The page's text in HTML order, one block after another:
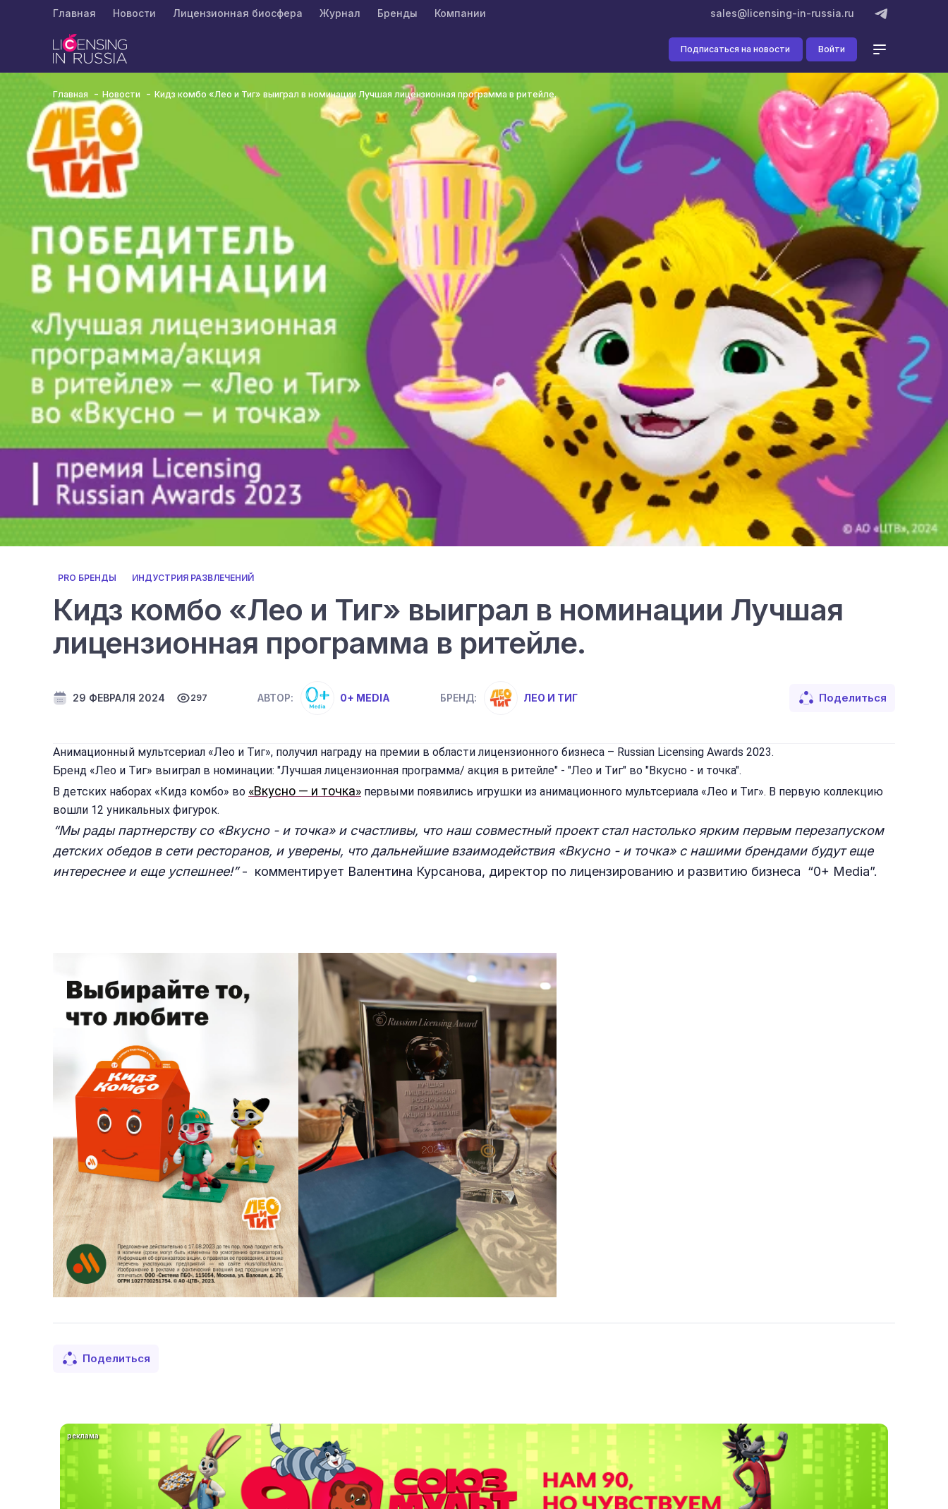
Главная Новости Лицензионная биосфера Журнал Бренды Компании sales@licensing-in-russia.ru
Подписаться на новости Войти
Главная Новости Кидз комбо «Лео и Тиг» выиграл в номинации Лучшая лицензионная программа в ритейле.
PRO БРЕНДЫ ИНДУСТРИЯ РАЗВЛЕЧЕНИЙ
Кидз комбо «Лео и Тиг» выиграл в номинации Лучшая
лицензионная программа в ритейле.
29 ФЕВРАЛЯ 2024 297 АВТОР: 0+ MEDIA БРЕНД: ЛЕО И ТИГ Поделиться
Анимационный мультсериал «Лео и Тиг», получил награду на премии в области лицензионного бизнеса – Russian Licensing Awards 2023.
Бренд «Лео и Тиг» выиграл в номинации: "Лучшая лицензионная программа/ акция в ритейле" - "Лео и Тиг" во "Вкусно - и точка".
В детских наборах «Кидз комбо» во «Вкусно — и точка» первыми появились игрушки из анимационного мультсериала «Лео и Тиг». В первую коллекцию
вошли 12 уникальных фигурок.
“Мы рады партнерству со «Вкусно - и точка» и счастливы, что наш совместный проект стал настолько ярким первым перезапуском
детских обедов в сети ресторанов, и уверены, что дальнейшие взаимодействия «Вкусно - и точка» с нашими брендами будут еще
интереснее и еще успешнее!”- комментирует Валентина Курсанова, директор по лицензированию и развитию бизнеса “0+ Media”.
Поделиться
реклама